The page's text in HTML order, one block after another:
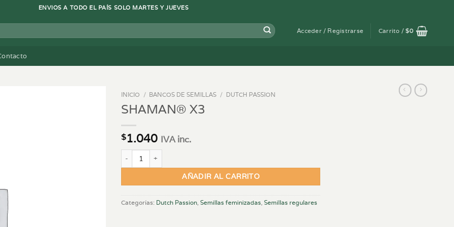
ENVIOS A TODO EL PAÍS SOLO MARTES Y JUEVES
Acceder / Registrarse Carrito /$0
INICIO / BANCOS DE SEMILLAS / DUTCH PASSION
SHAMAN® X3
$1.040 IVA inc.
AÑADIR AL CARRITO
Categorías: Dutch Passion Semillas feminizadas Semillas regulares